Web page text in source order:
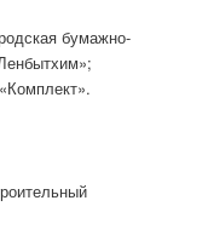
бумажно-